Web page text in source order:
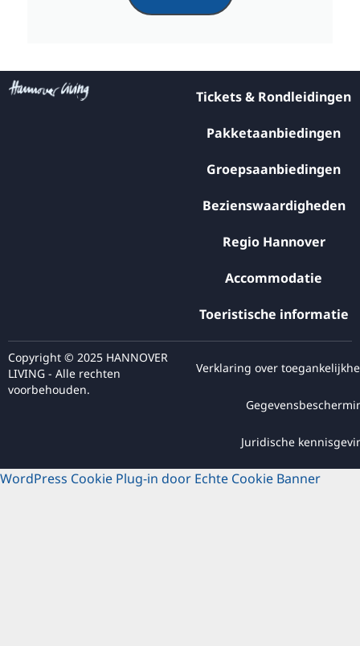
Tickets & Rondleidingen
Pakketaanbiedingen
Groepsaanbiedingen
Bezienswaardigheden
Regio Hannover
Accommodatie
Toeristische informatie
Copyright © 2025 HANNOVER
LIVING - Alle rechten
voorbehouden.
Verklaring over
Juridische
WordPress Cookie Plug-in door Echte Cookie Banner